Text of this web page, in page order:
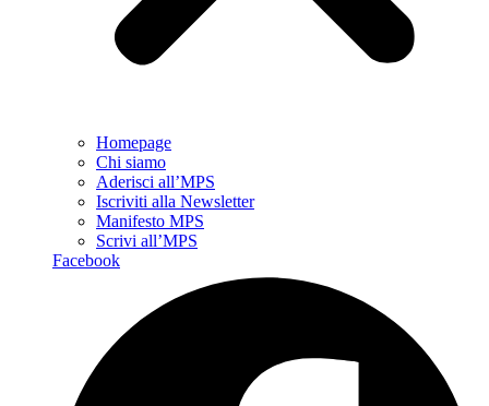
Homepage
Chi siamo
Aderisci all’MPS
Iscriviti alla Newsletter
Manifesto MPS
Scrivi all’MPS
Facebook